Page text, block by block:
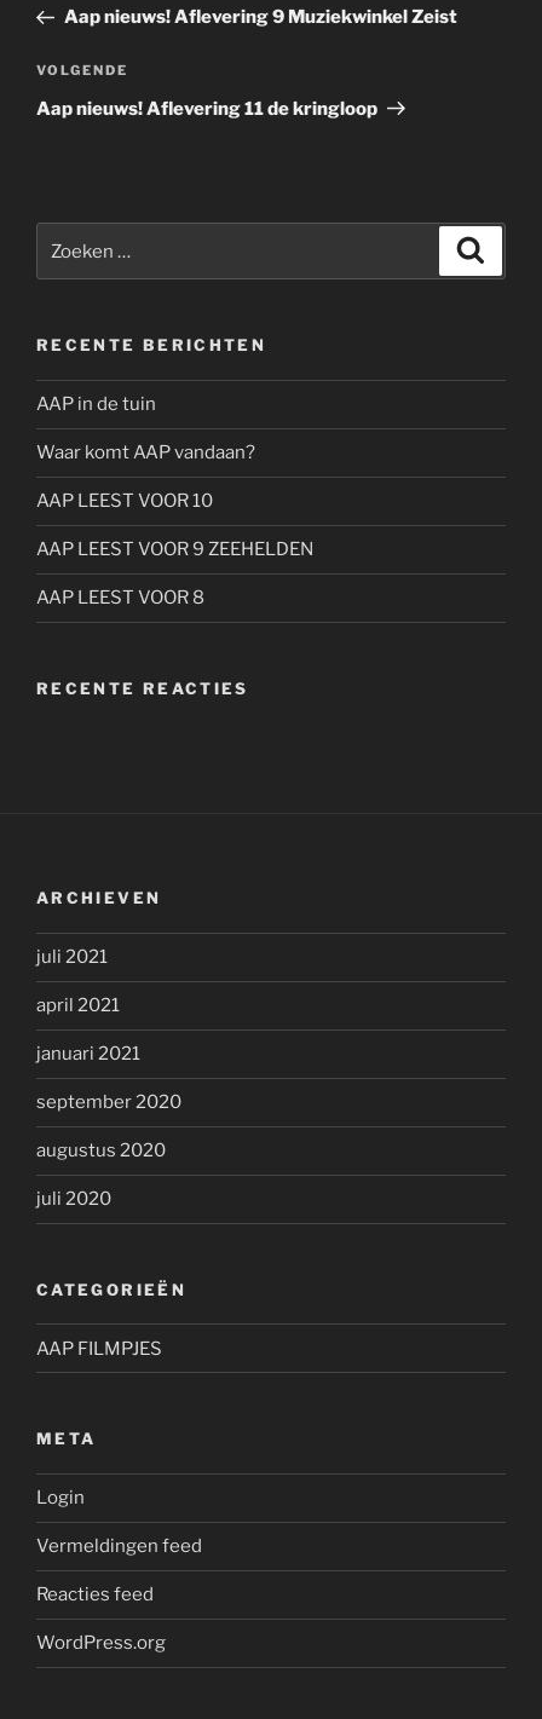
bericht
Aap nieuws! Aflevering 9 Muziekwinkel Zeist
Volgend
bericht
VOLGENDE
Aap nieuws! Aflevering 11 de kringloop
naar:
RECENTE BERICHTEN
AAP in de tuin
Waar komt AAP vandaan?
AAP LEEST VOOR 10
AAP LEEST VOOR 9 ZEEHELDEN
AAP LEEST VOOR 8
RECENTE REACTIES
ARCHIEVEN
juli 2021
april 2021
januari 2021
september 2020
augustus 2020
juli 2020
CATEGORIEËN
AAP FILMPJES
META
Login
Vermeldingen feed
Reacties feed
WordPress.org